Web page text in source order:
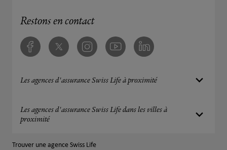
Restons en contact
FacebookTwitter InstagramYoutube Linkedin
Les agences d'assurance Swiss Life à proximité
Les agences d'assurance Swiss Life dans les villes à
proximité
Trouver une agence Swiss Life